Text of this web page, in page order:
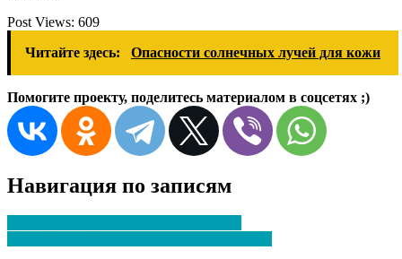
Post Views: 609
Читайте здесь:
Опасности солнечных лучей для кожи
Помогите проекту, поделитесь материалом в соцсетях ;)
Навигация по записям